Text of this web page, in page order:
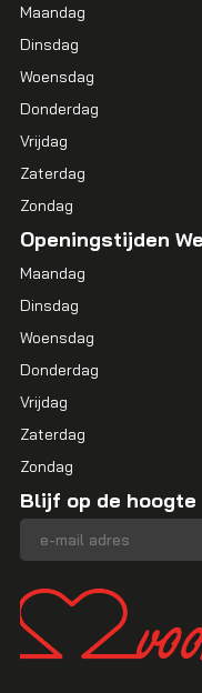
Maandag
Dinsdag
Woensdag
Donderdag
Vrijdag
Zaterdag
Zondag
Openingstijden
Maandag
Dinsdag
Woensdag
Donderdag
Vrijdag
Zaterdag
Zondag
Blijf op de hoogte
E-mailadres